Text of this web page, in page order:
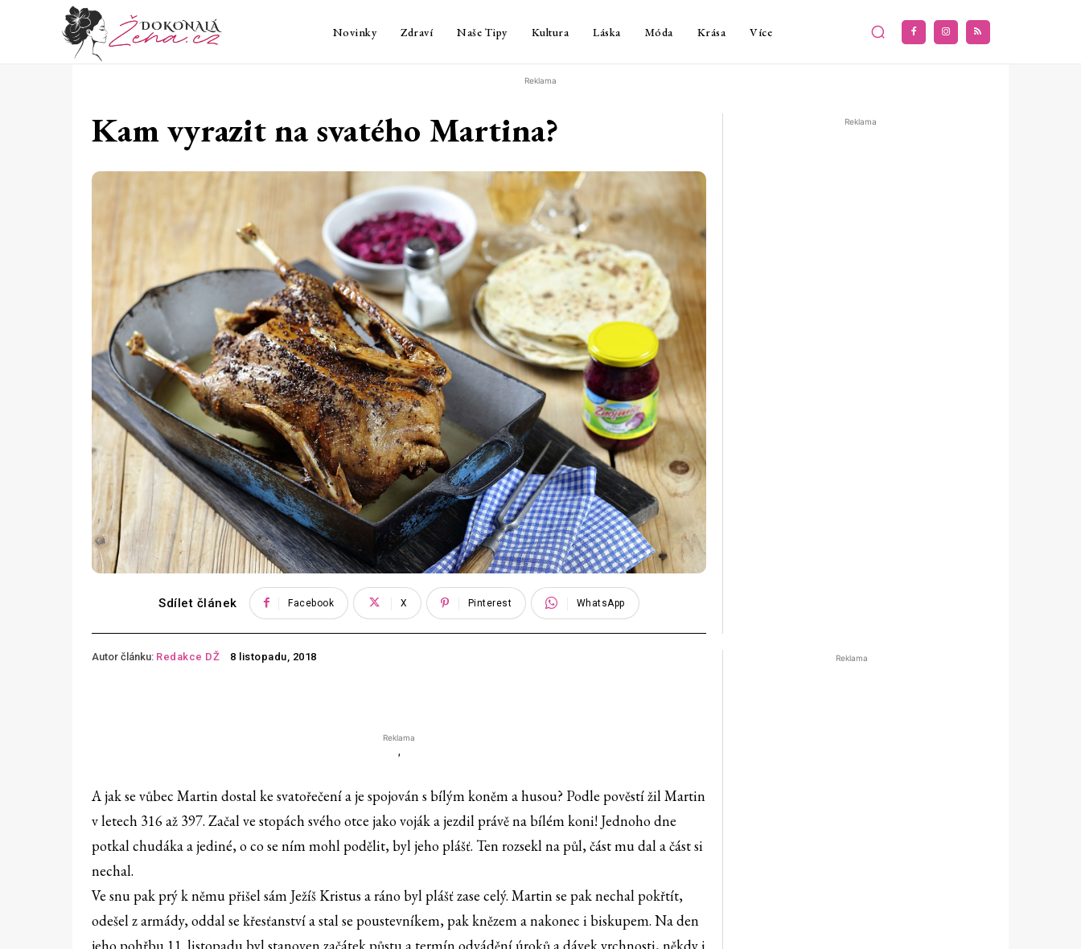
Novinky Zdraví Naše Tipy Kultura Láska Móda Krása Více
Reklama
Kam vyrazit na svatého Martina?
Sdílet článek Facebook X Pinterest WhatsApp
Reklama
Autor článku: Redakce DŽ 8 listopadu, 2018
Reklama
'
A jak se vůbec Martin dostal ke svatořečení a je spojován s bílým koněm a husou? Podle pověstí žil Martin
v letech 316 až 397. Začal ve stopách svého otce jako voják a jezdil právě na bílém koni! Jednoho dne
potkal chudáka a jediné, o co se ním mohl podělit, byl jeho plášť. Ten rozsekl na půl, část mu dal a část si
nechal.
Ve snu pak prý k němu přišel sám Ježíš Kristus a ráno byl plášť zase celý. Martin se pak nechal pokřtít,
odešel z armády, oddal se křesťanství a stal se poustevníkem, pak knězem a nakonec i biskupem. Na den
Reklama